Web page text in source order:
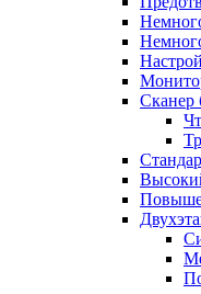
Сканер